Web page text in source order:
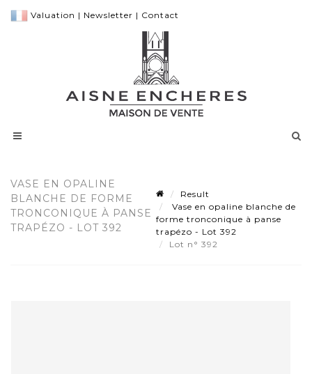
Valuation | Newsletter | Contact
VASE EN OPALINE
BLANCHE DE FORME
TRONCONIQUE À PANSE
TRAPÉZO - LOT 392
Result
Vase en opaline blanche de
forme tronconique à panse
trapézo - Lot 392
Lot n° 392